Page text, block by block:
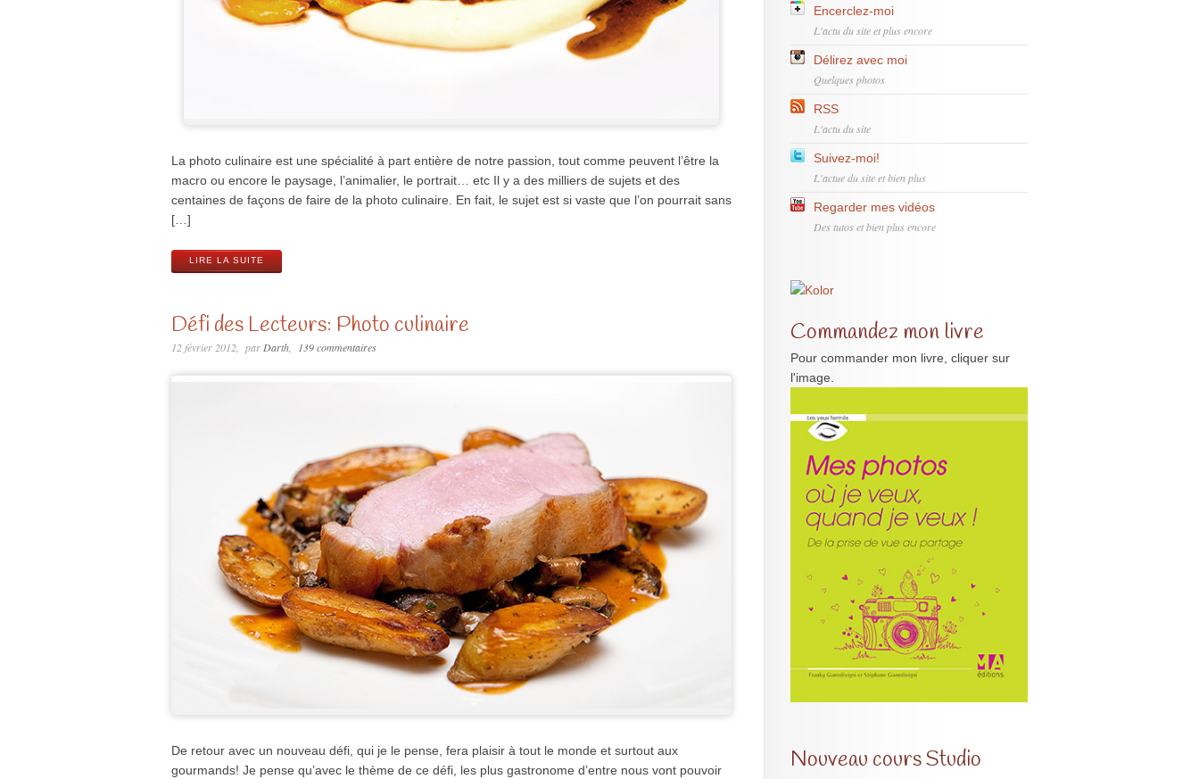
La photo culinaire est une spécialité à part entière de notre passion, tout comme peuvent l’être la
macro ou encore le paysage, l’animalier, le portrait… etc Il y a des milliers de sujets et des
centaines de façons de faire de la photo culinaire. En fait, le sujet est si vaste que l’on pourrait sans
[…]
LIRE LA SUITE
Défi des Lecteurs: Photo culinaire
12 février 2012 parDarth 139 commentaires
De retour avec un nouveau défi, qui je le pense, fera plaisir à tout le monde et surtout aux
gourmands! Je pense qu’avec le thème de ce défi, les plus gastronome d’entre nous vont pouvoir
Encerclez-moi
L'actu du site et plus encore
Délirez avec moi
Quelques photos
RSS
L'actu du site
Suivez-moi!
L'actue du site et bien plus
Regarder mes vidéos
Des tutos et bien plus encore
Commandez mon livre
Pour commander mon livre, cliquer sur
l'image.
Nouveau cours Studio